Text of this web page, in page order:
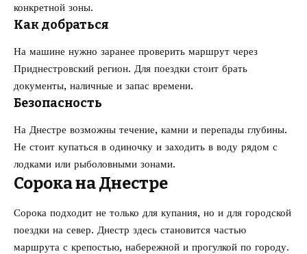
конкретной зоны.
Как добраться
На машине нужно заранее проверить маршрут через
Приднестровский регион. Для поездки стоит брать
документы, наличные и запас времени.
Безопасность
На Днестре возможны течение, камни и перепады глубины.
Не стоит купаться в одиночку и заходить в воду рядом с
лодками или рыболовными зонами.
Сорока на Днестре
Сорока подходит не только для купания, но и для городской
поездки на север. Днестр здесь становится частью
маршрута с крепостью, набережной и прогулкой по городу.